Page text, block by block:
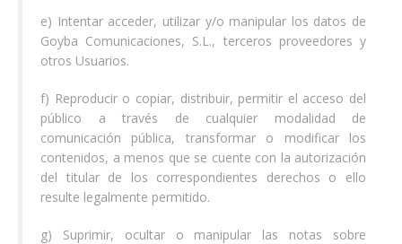
e) Intentar acceder, utilizar y/o manipular los datos de
Goyba Comunicaciones, S.L., terceros proveedores y
otros Usuarios.
f) Reproducir o copiar, distribuir, permitir el acceso del
público a través de cualquier modalidad de
comunicación pública, transformar o modificar los
contenidos, a menos que se cuente con la autorización
del titular de los correspondientes derechos o ello
resulte legalmente permitido.
g) Suprimir, ocultar o manipular las notas sobre